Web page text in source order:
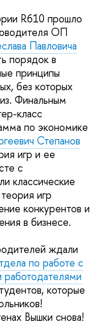
R610 прошло
ОП
Павловича
порядок в
принципы
без которых
Финальным
класс
по экономике
Степанов
игр и ее
с
классические
игр
конкурентов и
в бизнесе.
ждали
по работе с
работодателями
которые
Вышки снова!